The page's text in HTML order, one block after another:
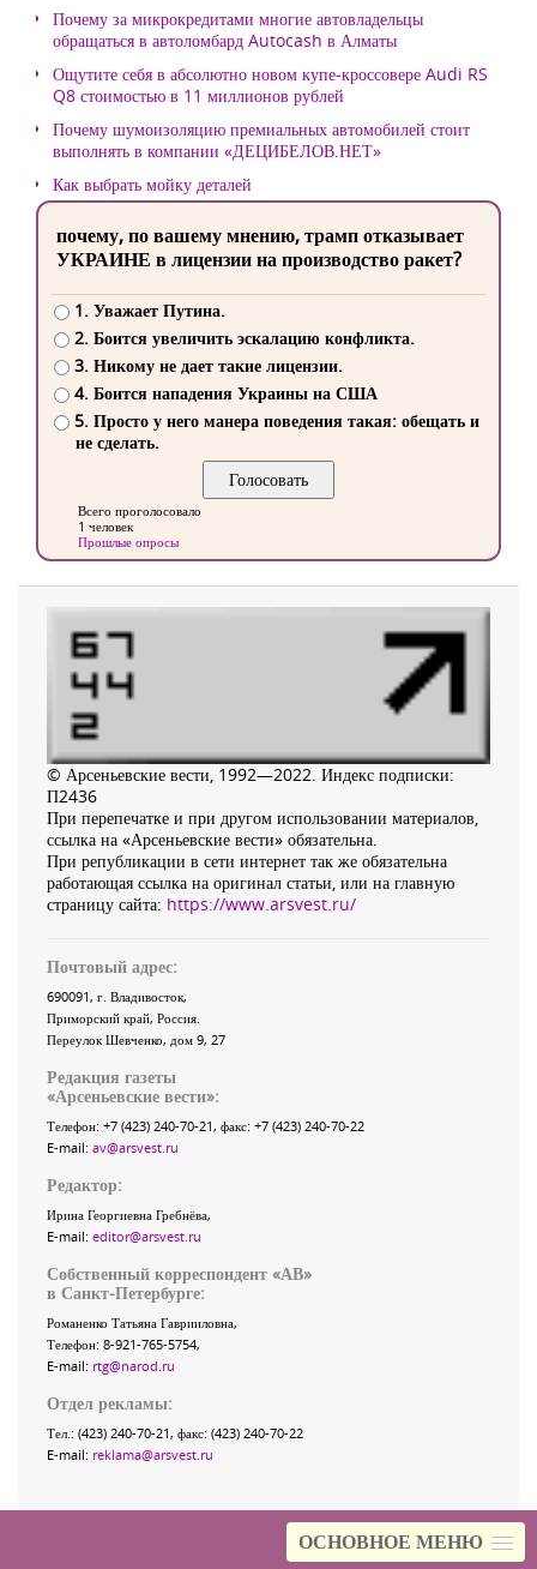
ОСНОВНОЕ МЕНЮ
Почему за микрокредитами многие автовладельцы
обращаться в автоломбард Autocash в Алматы
Ощутите себя в абсолютно новом купе-кроссовере Audi RS
Q8 стоимостью в 11 миллионов рублей
Почему шумоизоляцию премиальных автомобилей стоит
выполнять в компании «ДЕЦИБЕЛОВ.НЕТ»
Как выбрать мойку деталей
почему, по вашему мнению, трамп отказывает
УКРАИНЕ в лицензии на производство ракет?
1. Уважает Путина.
2. Боится увеличить эскалацию конфликта.
3. Никому не дает такие лицензии.
4. Боится нападения Украины на США
5. Просто у него манера поведения такая: обещать и
не сделать.
Всего проголосовало
1 человек
Прошлые опросы
© Арсеньевские вести, 1992—2022. Индекс подписки:
П2436
При перепечатке и при другом использовании материалов,
ссылка на «Арсеньевские вести» обязательна.
При републикации в сети интернет так же обязательна
работающая ссылка на оригинал статьи, или на главную
страницу сайта: https://www.arsvest.ru/
Почтовый адрес:
690091, г. Владивосток,
Приморский край, Россия
Переулок Шевченко, дом 9, 27
Редакция газеты
«Арсеньевские вести»:
Телефон: +7 (423) 240-70-21, факс: +7 (423) 240-70-22
E-mail: av@arsvest.ru
Редактор:
Ирина Георгиевна Гребнёва,
E-mail: editor@arsvest.ru
Собственный корреспондент «АВ»
в Санкт-Петербурге:
Романенко Татьяна Гаврииловна,
Телефон: 8-921-765-5754,
E-mail: rtg@narod.ru
Отдел рекламы:
Тел.: (423) 240-70-21, факс: (423) 240-70-22
E-mail: reklama@arsvest.ru